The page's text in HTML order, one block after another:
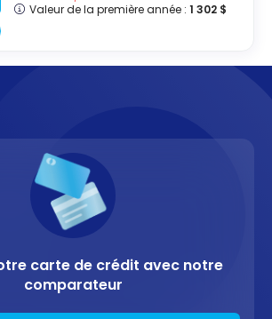
Valeur de la première année : 1 302 $
carte de crédit avec notre
comparateur